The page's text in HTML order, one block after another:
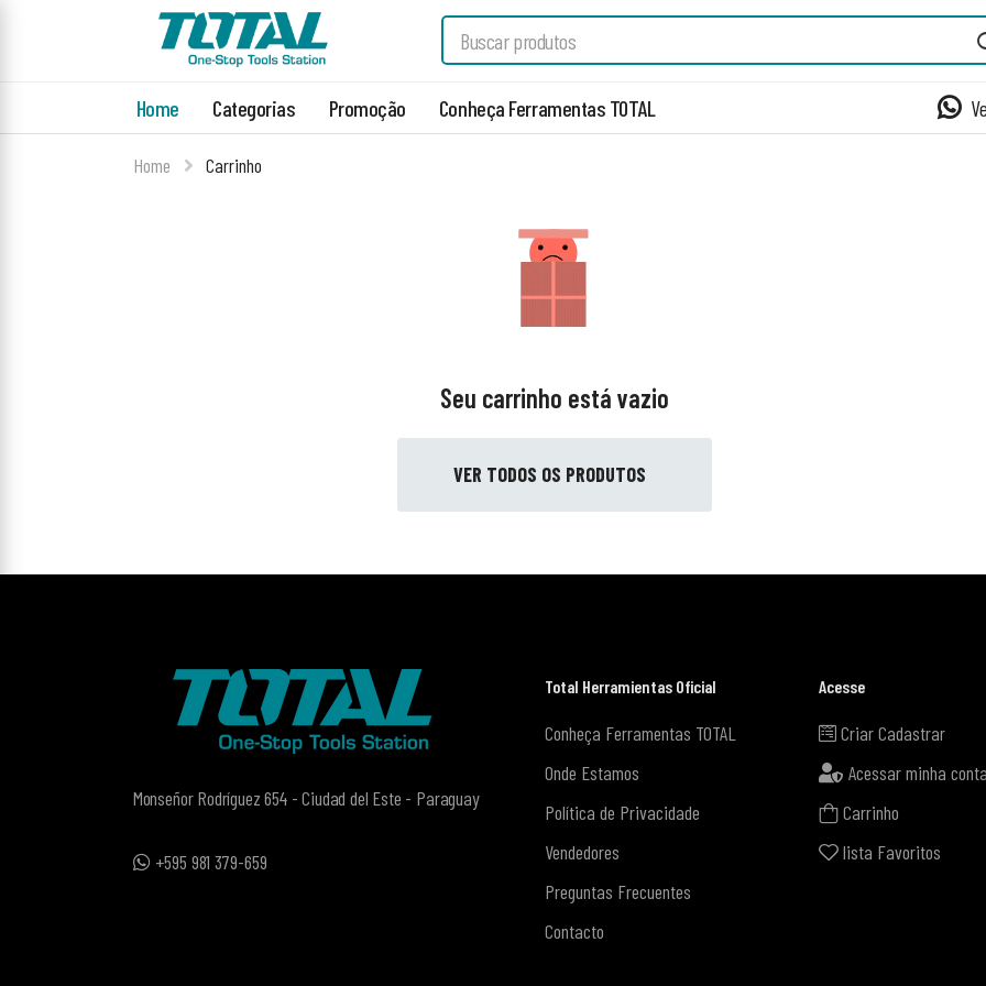
Home Categorias Promoção Conheça Ferramentas TOTAL
Home Carrinho
Seu carrinho está vazio
VER TODOS OS PRODUTOS
Monseñor Rodríguez 654 - Ciudad del Este - Paraguay
+595 981 379-659
Total Herramientas Oficial
Conheça Ferramentas TOTAL
Onde Estamos
Política de Privacidade
Vendedores
Preguntas Frecuentes
Contacto
Acesse
Criar Cadastrar
Acessar minha
Carrinho
lista Favoritos